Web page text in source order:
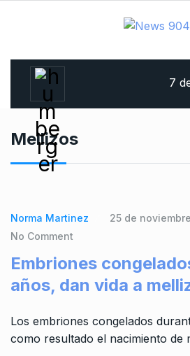
7
Mellizos
Norma Martinez
25 de
No Comment
Embriones
años, dan vida a
Los embriones congelados
como resultado el nacimiento de